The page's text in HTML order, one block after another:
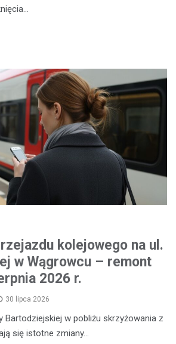
kolejowego na ul.
w Wągrowcu – remont
2026 r.
30 lipca 2026
Bartodziejskiej w pobliżu skrzyżowania z
się istotne zmiany…